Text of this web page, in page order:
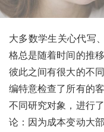
大多数学生关心代写
格总是随着时间的推
彼此之间有很大的不
编特意检查了所有的
不同研究对象，进行
论：因为成本变动大